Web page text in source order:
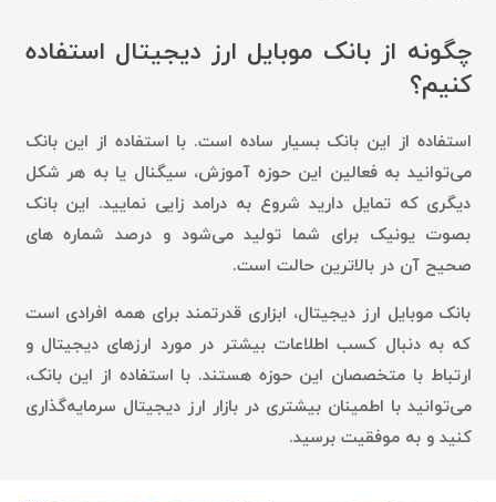
چگونه از بانک موبایل ارز دیجیتال استفاده
کنیم؟
استفاده از این بانک بسیار ساده است. با استفاده از این بانک
می‌توانید به فعالین این حوزه آموزش، سیگنال یا به هر شکل
دیگری که تمایل دارید شروع به درامد زایی نمایید. این بانک
بصوت یونیک برای شما تولید می‌شود و درصد شماره های
صحیح آن در بالاترین حالت است.
بانک موبایل ارز دیجیتال، ابزاری قدرتمند برای همه افرادی است
که به دنبال کسب اطلاعات بیشتر در مورد ارزهای دیجیتال و
ارتباط با متخصصان این حوزه هستند. با استفاده از این بانک،
می‌توانید با اطمینان بیشتری در بازار ارز دیجیتال سرمایه‌گذاری
کنید و به موفقیت برسید.